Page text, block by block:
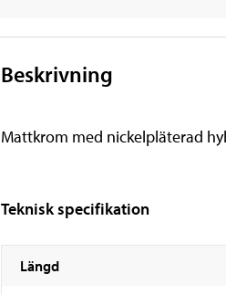
Beskrivning
Mattkrom med nickelpläterad
Teknisk specifikation
Längd